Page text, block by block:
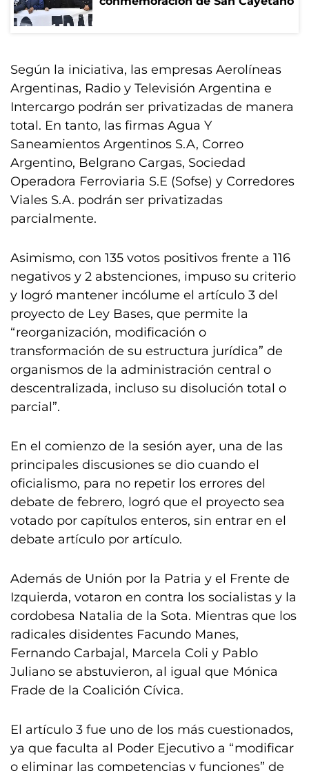
Según la iniciativa, las empresas Aerolíneas
Argentinas, Radio y Televisión Argentina e
Intercargo podrán ser privatizadas de manera
total. En tanto, las firmas Agua Y
Saneamientos Argentinos S.A, Correo
Argentino, Belgrano Cargas, Sociedad
Operadora Ferroviaria S.E (Sofse) y Corredores
Viales S.A. podrán ser privatizadas
parcialmente.
Asimismo, con 135 votos positivos frente a 116
negativos y 2 abstenciones, impuso su criterio
y logró mantener incólume el artículo 3 del
proyecto de Ley Bases, que permite la
“reorganización, modificación o
transformación de su estructura jurídica” de
organismos de la administración central o
descentralizada, incluso su disolución total o
parcial”.
En el comienzo de la sesión ayer, una de las
principales discusiones se dio cuando el
oficialismo, para no repetir los errores del
debate de febrero, logró que el proyecto sea
votado por capítulos enteros, sin entrar en el
debate artículo por artículo.
Además de Unión por la Patria y el Frente de
Izquierda, votaron en contra los socialistas y la
cordobesa Natalia de la Sota. Mientras que los
radicales disidentes Facundo Manes,
Fernando Carbajal, Marcela Coli y Pablo
Juliano se abstuvieron, al igual que Mónica
Frade de la Coalición Cívica.
El artículo 3 fue uno de los más cuestionados,
ya que faculta al Poder Ejecutivo a “modificar
o eliminar las competencias y funciones” de